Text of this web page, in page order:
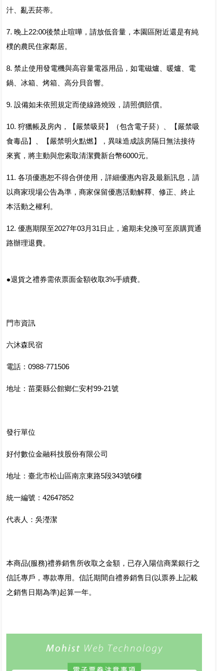
汁、亂丟菸蒂。
7. 晚上22:00後禁止喧嘩，請放低音量，本園區附近還是有純
樸的農民住家鄰居。
8. 禁止使用發電機與高容量電器用品，如電磁爐、暖爐、電
鍋、冰箱、烤箱、高分貝音響。
9. 設備如未依照規定而使線路燒毀，請照價賠償。
10. 狩獵帳及房內，【嚴禁吸菸】（包含電子菸）、【嚴禁吸
食毒品】、【嚴禁明火點燃】，異味造成該房隔日無法接待
來賓，將主動與您索取清潔費新台幣6000元。
11. 各項優惠恕不得合併使用，詳細優惠內容及最新訊息，請
以商家現場公告為準，商家保留優惠活動解釋、修正、終止
本活動之權利。
12. 優惠期限至2027年03月31日止，逾期未兌換可至原購買通
路辦理退費。
●退貨之禮券需依票面金額收取3%手續費。
門市資訊
六沐森民宿
電話：0988-771506
地址：苗栗縣公館鄉仁安村99-21號
發行單位
好付數位金融科技股份有限公司
地址：臺北市松山區南京東路5段343號6樓
統一編號：42647852
代表人：吳瀅潔
本商品(服務)禮券銷售所收取之金額，已存入陽信商業銀行之
信託專戶，專款專用。信託期間自禮券銷售日(以票券上記載
之銷售日期為準)起算一年。